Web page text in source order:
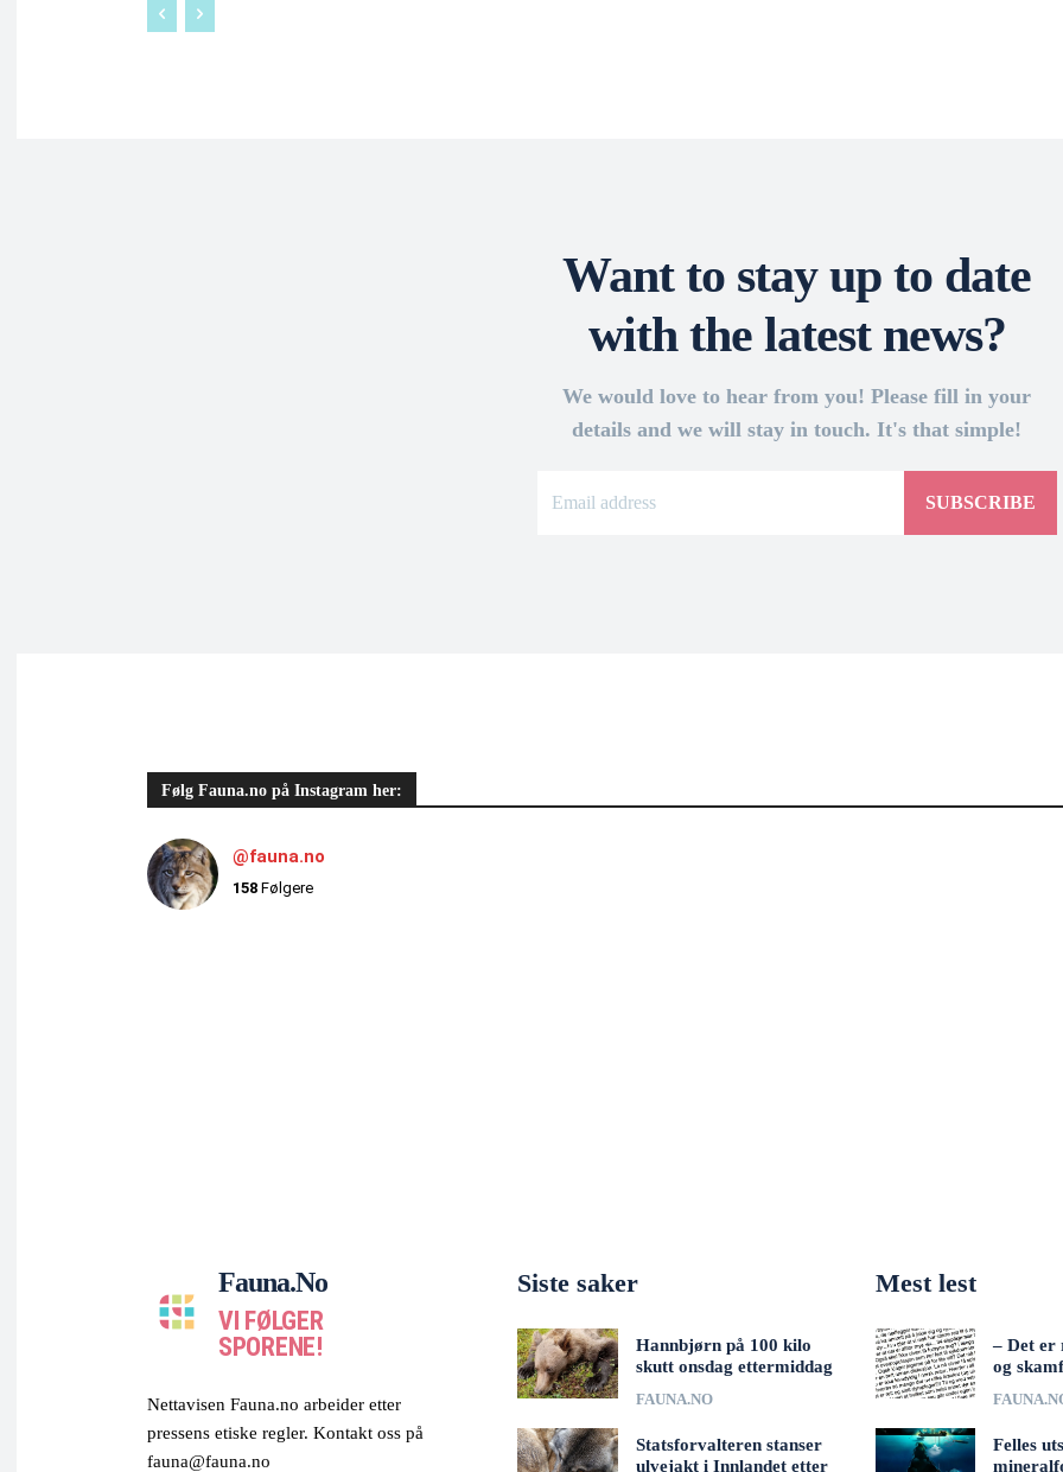
Want to stay up to date
with the latest news?
We would love to hear from you! Please fill in your
details and we will stay in touch. It's that simple!
SUBSCRIBE
Følg Fauna.no på Instagram her:
@fauna.no
158 Følgere
Fauna.no
VI FØLGER
SPORENE!
Nettavisen Fauna.no arbeider etter
pressens etiske regler. Kontakt oss på
fauna@fauna.no
Siste saker
Hannbjørn på 100 kilo
skutt onsdag ettermiddag
FAUNA.NO
Statsforvalteren stanser
ulvejakt i Innlandet etter
Mest lest
– Det er
og
Felles